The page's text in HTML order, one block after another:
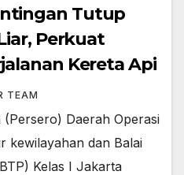
Tutup
Perkuat
Kereta Api
TEAM
Daerah Operasi
kewilayahan dan Balai
Kelas I Jakarta